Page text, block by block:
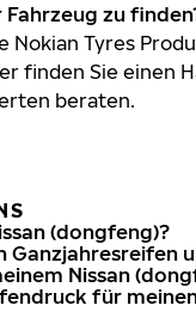
zu
Tyres
finden Sie einen
beraten.
(dongfeng)?
Ganzjahresreifen
Nissan
für